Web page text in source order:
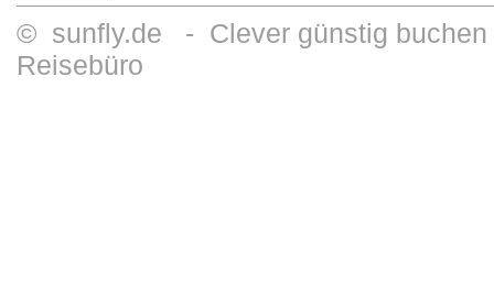
© sunfly.de - Clever günstig buchen
Reisebüro